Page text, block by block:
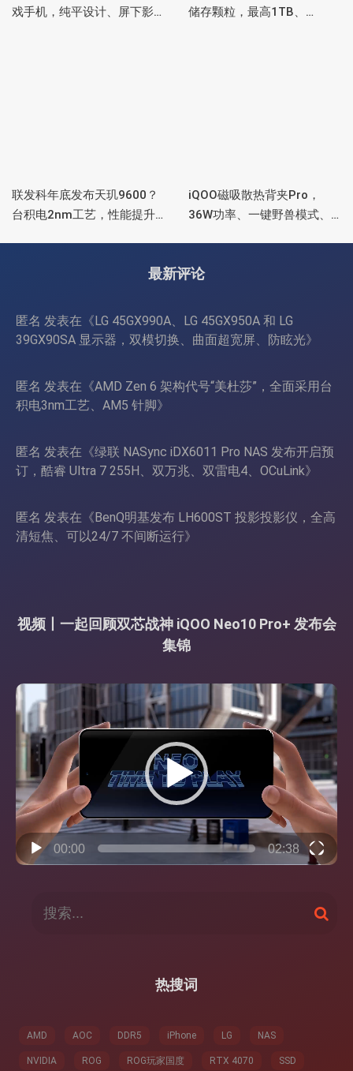
戏手机，纯平设计、屏下影
储存颗粒，最高1TB、
联发科年底发布天玑9600？
台积电2nm工艺，性能提升
iQOO磁吸散热背夹Pro，
36W功率、一键野兽模式、
最新评论
匿名 发表在《LG 45GX990A、LG 45GX950A 和 LG
39GX90SA 显示器，双模切换、曲面超宽屏、防眩光》
匿名 发表在《AMD Zen 6 架构代号“美杜莎”，全面采用台
积电3nm工艺、AM5 针脚》
匿名 发表在《绿联 NASync iDX6011 Pro NAS 发布开启预
订，酷睿 Ultra 7 255H、双万兆、双雷电4、OCuLink》
匿名 发表在《BenQ明基发布 LH600ST 投影投影仪，全高
清短焦、可以24/7 不间断运行》
视频丨一起回顾双芯战神 iQOO Neo10 Pro+ 发布会
集锦
视
频
播
放
00:00 02:38
搜
索
热搜词
AMD AOC DDR5 iPhone LG NAS
NVIDIA ROG ROG玩家国度 RTX 4070 SSD